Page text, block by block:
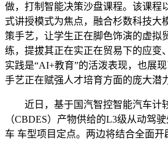
做，打制智能决策沙盘课程。该课程
式讲授模式为焦点，融合杉数科技大
策手艺，让学生正在脚色饰演的虚拟
练，提拔其正在实正在贸易下的应变
实践是“AI+教育”的活泼表现，也展
手艺正在赋强人才培育方面的庞大潜
近日，基于国汽智控智能汽车计
（CBDES）产物供给的L3级从动驾
车 车型项目定点。两边将结合全面